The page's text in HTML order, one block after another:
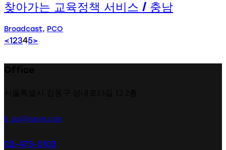
찾아가는 교육정책 서비스 / 충남
Broadcast, PCO
글
페
지
매
<Page
1Page
2Page
3Page
4Page
5>
k_tus@naver.com
02-473-0103